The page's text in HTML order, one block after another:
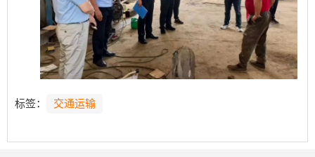
标签： 交通运输